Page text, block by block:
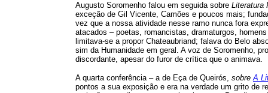
Augusto Soromenho falou em seguida sobre Literatura
exceção de Gil Vicente, Camões e poucos mais;
vez que a nossa atividade nesse ramo nunca fora
atacados – poetas, romancistas, dramaturgos,
limitava-se a propor Chateaubriand; falava do Belo
sim da Humanidade em geral. A voz de Soromenho,
discordante, apesar do furor de crítica que o animava.
A quarta conferência – a de Eça de Queirós, sobreA
pontos a sua exposição e era na verdade um grito de